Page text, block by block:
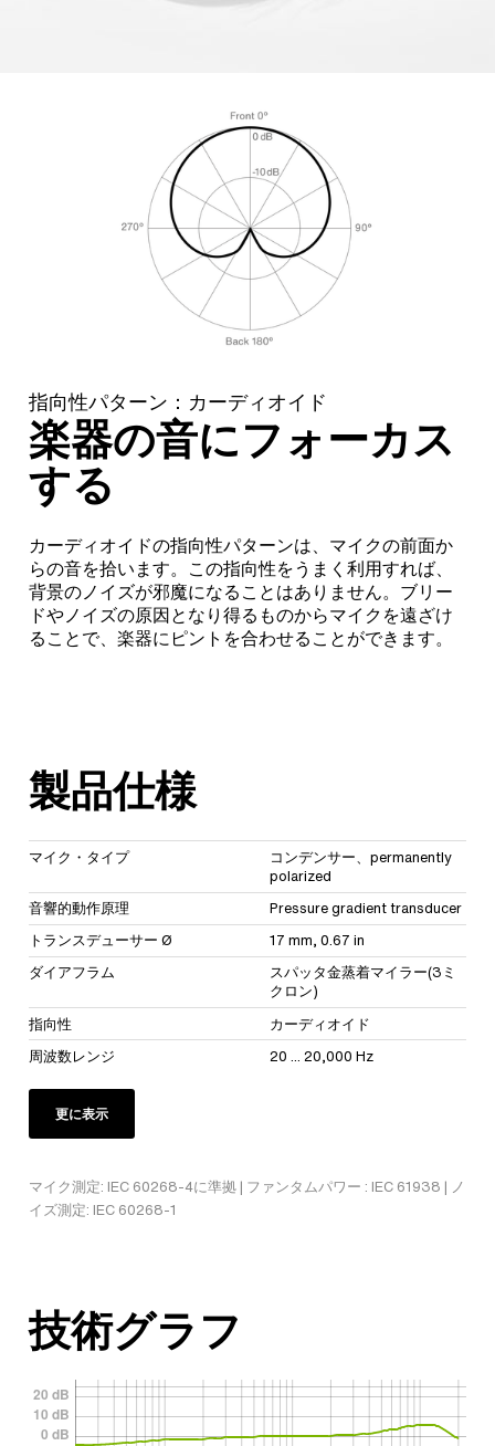
指向性パターン：カーディオイド
楽器の音にフォーカス
する
カーディオイドの指向性パターンは、マイクの前面か
らの音を拾います。この指向性をうまく利用すれば、
背景のノイズが邪魔になることはありません。ブリー
ドやノイズの原因となり得るものからマイクを遠ざけ
ることで、楽器にピントを合わせることができます。
製品仕様
マイク・タイプ
コンデンサー、permanently
polarized
音響的動作原理
Pressure gradient transducer
トランスデューサー Ø
17 mm, 0.67 in
ダイアフラム
スパッタ金蒸着マイラー(3ミ
クロン)
指向性
カーディオイド
周波数レンジ
20 ... 20,000 Hz
更に表示
マイク測定: IEC 60268-4に準拠 | ファンタムパワー : IEC 61938 | ノ
イズ測定: IEC 60268-1
技術グラフ